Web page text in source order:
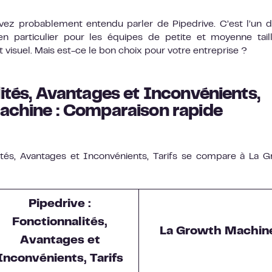
probablement entendu parler de Pipedrive. C’est l’un
particulier pour les équipes de petite et moyenne
Mais est-ce le bon choix pour votre entreprise ?
Avantages et Inconvénients,
: Comparaison rapide
Avantages et Inconvénients, Tarifs se compare à La
Pipedrive :
Fonctionnalités,
Avantages et
Tarifs
La Growth